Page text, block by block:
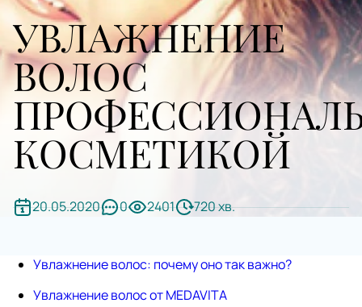
УВЛАЖНЕНИЕ‌
‌ВОЛОС‌
КОСМЕТИКОЙ
20.05.2020 0 2401 720 хв.
Увлажнение волос: почему оно так важно?
Увлажнение волос от MEDAVITA